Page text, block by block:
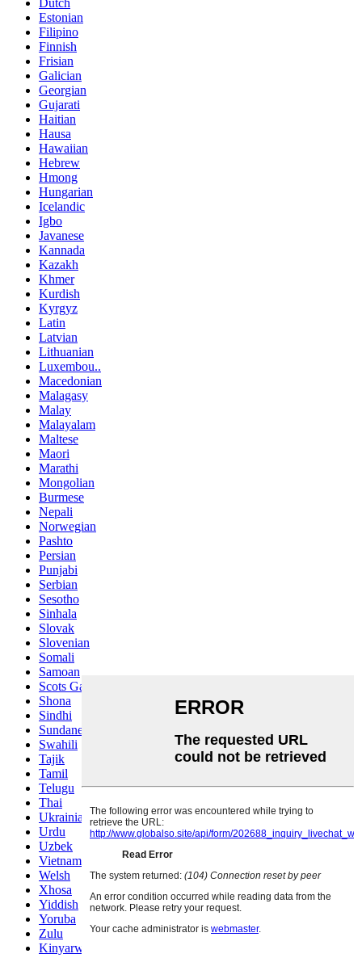
Estonian
Filipino
Finnish
Frisian
Galician
Georgian
Gujarati
Haitian
Hausa
Hawaiian
Hebrew
Hmong
Hungarian
Icelandic
Igbo
Javanese
Kannada
Kazakh
Khmer
Kurdish
Kyrgyz
Latin
Latvian
Lithuanian
Luxembou..
Macedonian
Malagasy
Malay
Malayalam
Maltese
Maori
Marathi
Mongolian
Burmese
Nepali
Norwegian
Pashto
Persian
Punjabi
Serbian
Sesotho
Sinhala
Slovak
Slovenian
Somali
Samoan
Scots Gaelic
Shona
Sindhi
Sundanese
Swahili
Tajik
Tamil
Telugu
Thai
Ukrainian
Urdu
Uzbek
Vietnamese
Welsh
Xhosa
Yiddish
Yoruba
Zulu
Kinyarwanda